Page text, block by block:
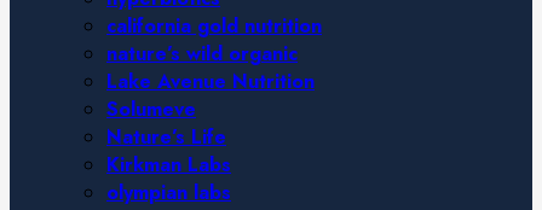
california gold nutrition
nature’s wild organic
Lake Avenue Nutrition
Solumeve
Nature’s Life
Kirkman Labs
olympian labs